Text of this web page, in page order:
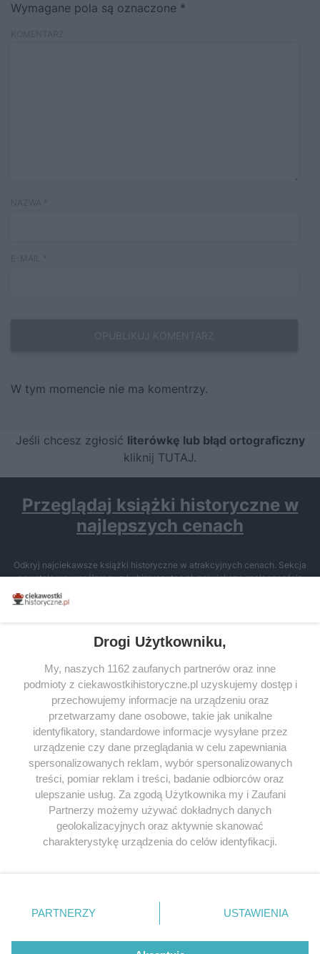
Wymagane pola są oznaczone *
W tym momencie nie ma komentrzy.
Jeśli chcesz zgłosić literówkę lub błąd ortograficzny
kliknij TUTAJ.
Przeglądaj książki historyczne w
najlepszych cenach
Odkryj najciekawsze książki historyczne w atrakcyjnych cenach. Sekcja
powstała we współpracy z Lubimyczytac.pl, największą społecznością
miłośników literatury w Polsce – dzięki temu możesz wybierać spośród
tytułów najwyżej ocenianych przez czytelników.
SERWIS
SPOŁECZNOŚĆ
WSPÓŁPRACA
KONTAKT
ODWIEDŹ RÓWNIEŻ:
Drogi Użytkowniku,
My, naszych 1162 zaufanych partnerów oraz inne
podmioty z ciekawostkihistoryczne.pl uzyskujemy dostęp i
przechowujemy informacje na urządzeniu oraz
przetwarzamy dane osobowe, takie jak unikalne
identyfikatory, standardowe informacje wysyłane przez
urządzenie czy dane przeglądania w celu zapewniania
spersonalizowanych reklam, wybór spersonalizowanych
treści, pomiar reklam i treści, badanie odbiorców oraz
ulepszanie usług. Za zgodą Użytkownika my i Zaufani
Partnerzy możemy używać dokładnych danych
geolokalizacyjnych oraz aktywnie skanować
charakterystykę urządzenia do celów identyfikacji.
zmienić/wycofać klikając przycisk ustawień prywatności
znajdujący się w lewym dolnym rogu strony
. Niektóre
użytkownika, ale masz prawo sprzeciwić się takiemu
PARTNERZY USTAWIENIA